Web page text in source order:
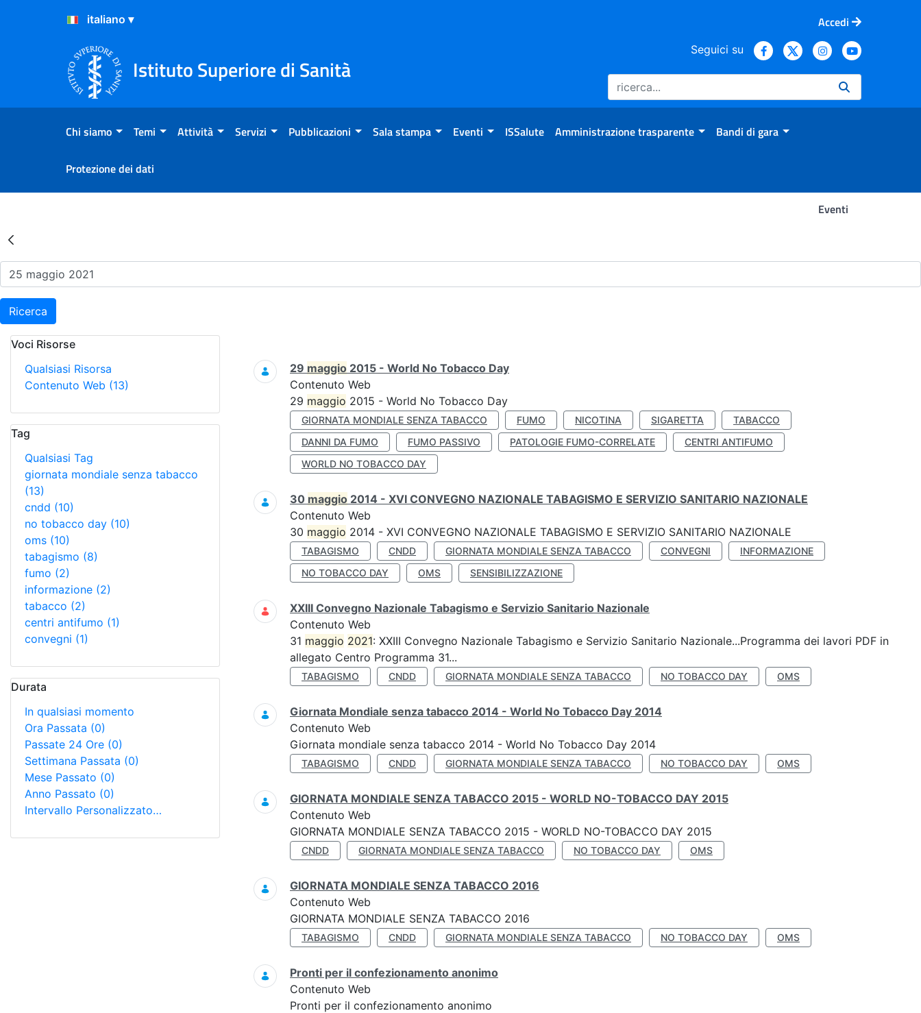
Salta al Contenuto
Salta al Footer
Accedi
Istituto Superiore di Sanità
Seguici su
Chi siamo Temi Attività Servizi Pubblicazioni Sala stampa Eventi ISSalute Amministrazione trasparente Bandi di gara
Protezione dei dati
Eventi
Risultati della Ricerca - Eventi
Ricerca
Voci Risorse
Qualsiasi Risorsa
Contenuto Web (13)
Tag
Qualsiasi Tag
giornata mondiale senza tabacco
(13)
cndd (10)
no tobacco day (10)
oms (10)
tabagismo (8)
fumo (2)
informazione (2)
tabacco (2)
centri antifumo (1)
convegni (1)
Durata
In qualsiasi momento
Ora Passata (0)
Passate 24 Ore (0)
Settimana Passata (0)
Mese Passato (0)
Anno Passato (0)
Intervallo Personalizzato…
Ricerca
29 maggio 2015 - World No Tobacco Day
Contenuto Web
29 maggio 2015 - World No Tobacco Day
GIORNATA MONDIALE SENZA TABACCO FUMO NICOTINA SIGARETTA
TABACCO
DANNI DA FUMO
FUMO PASSIVO PATOLOGIE FUMO-CORRELATE
CENTRI ANTIFUMO
WORLD NO TOBACCO DAY
30 maggio 2014 - XVI CONVEGNO NAZIONALE TABAGISMO E SERVIZIO SANITARIO NAZIONALE
Contenuto Web
30 maggio 2014 - XVI CONVEGNO NAZIONALE TABAGISMO E SERVIZIO SANITARIO NAZIONALE
TABAGISMO CNDD GIORNATA MONDIALE SENZA TABACCO CONVEGNI
INFORMAZIONE
NO TOBACCO DAY
OMS SENSIBILIZZAZIONE
XXIII Convegno Nazionale Tabagismo e Servizio Sanitario Nazionale
Contenuto Web
31 maggio 2021: XXIII Convegno Nazionale Tabagismo e Servizio Sanitario Nazionale...Programma dei lavori PDF in
allegato Centro Programma 31...
TABAGISMO CNDD GIORNATA MONDIALE SENZA TABACCO NO TOBACCO DAY OMS
Giornata Mondiale senza tabacco 2014 - World No Tobacco Day 2014
Contenuto Web
Giornata mondiale senza tabacco 2014 - World No Tobacco Day 2014
TABAGISMO CNDD GIORNATA MONDIALE SENZA TABACCO NO TOBACCO DAY OMS
GIORNATA MONDIALE SENZA TABACCO 2015 - WORLD NO-TOBACCO DAY 2015
Contenuto Web
GIORNATA MONDIALE SENZA TABACCO 2015 - WORLD NO-TOBACCO DAY 2015
CNDD GIORNATA MONDIALE SENZA TABACCO NO TOBACCO DAY OMS
GIORNATA MONDIALE SENZA TABACCO 2016
Contenuto Web
GIORNATA MONDIALE SENZA TABACCO 2016
TABAGISMO CNDD GIORNATA MONDIALE SENZA TABACCO NO TOBACCO DAY OMS
Pronti per il confezionamento anonimo
Contenuto Web
Pronti per il confezionamento anonimo